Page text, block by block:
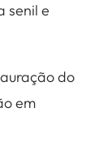
senil e
do
em